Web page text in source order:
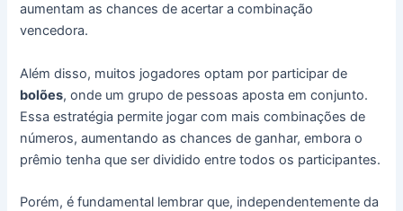
aumentam as chances de acertar a combinação
vencedora.
Além disso, muitos jogadores optam por participar de
bolões, onde um grupo de pessoas aposta em conjunto.
Essa estratégia permite jogar com mais combinações de
números, aumentando as chances de ganhar, embora o
prêmio tenha que ser dividido entre todos os participantes.
Porém, é fundamental lembrar que, independentemente da